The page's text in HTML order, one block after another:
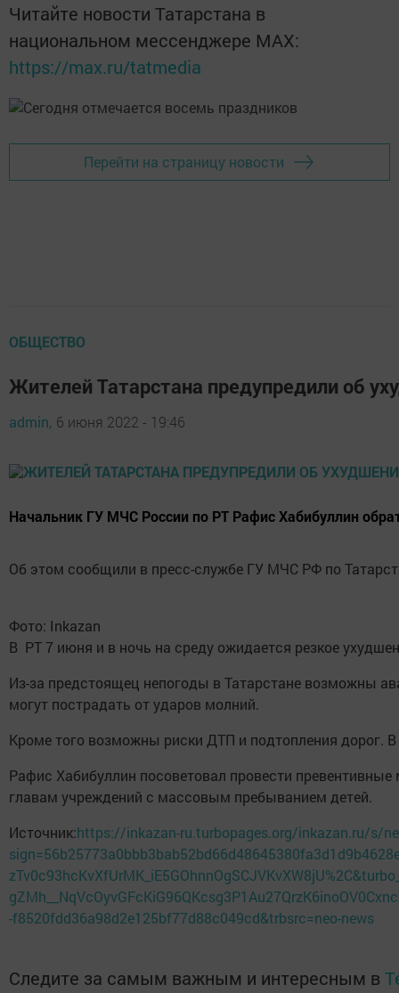
Читайте новости Татарстана в
национальном мессенджере MАХ:
https://max.ru/tatmedia
Перейти на страницу новости
ОБЩЕСТВО
Жителей Татарстана предупредили об
admin, 6 июня 2022 - 19:46
Начальник ГУ МЧС России по РТ Рафис Хабибуллин
Об этом сообщили в пресс-службе ГУ МЧС РФ по
Фото: Inkazan
В РТ 7 июня и в ночь на среду ожидается резкое
Из-за предстоящец непогоды в Татарстане возможны
могут пострадать от ударов молний.
Кроме того возможны риски ДТП и подтопления дорог.
Рафис Хабибуллин посоветовал провести
главам учреждений с массовым пребыванием детей.
Источник:https://inkazan-ru.turbopages.org/inkazan.ru/s/
-f8520fdd36a98d2e125bf77d88c049cd&trbsrc=neo-news
Следите за самым важным и интересным в